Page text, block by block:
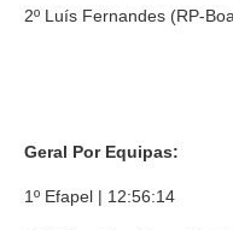
2º Luís Fernandes (RP-
Geral Por Equipas:
1º Efapel | 12:56:14